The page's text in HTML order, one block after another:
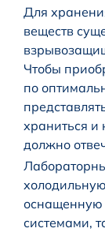
Для
веществ
Чтобы
по
храниться и
должно
оснащенную
системами,